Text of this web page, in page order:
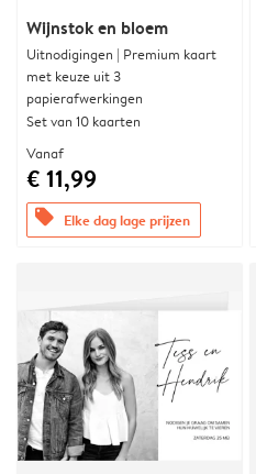
Wijnstok en bloem
Uitnodigingen | Premium kaart
met keuze uit 3
papierafwerkingen
Set van 10 kaarten
Vanaf
€ 11,99
offers Elke dag lage prijzen